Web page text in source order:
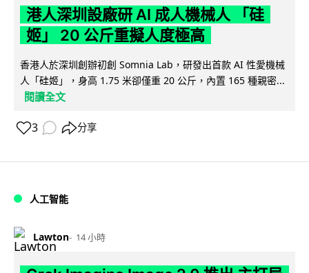
港人深圳設廠研 AI 成人機械人 「硅
姬」 20 公斤重擬人度極高
香港人於深圳創辦初創 Somnia Lab，研發出首款 AI 性愛機械
人「硅姬」，身高 1.75 米卻僅重 20 公斤，內置 165 種親密...
閱讀全文
3 分享
人工智能
Lawton 14 小時